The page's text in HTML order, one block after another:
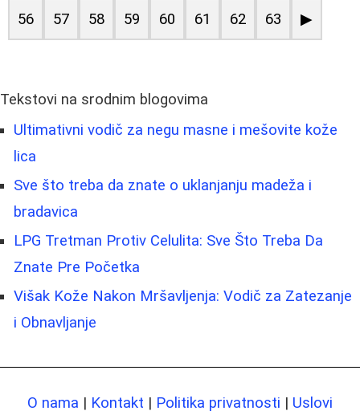
56 57 58 59 60 61 62 63 ▶
Tekstovi na srodnim blogovima
Ultimativni vodič za negu masne i mešovite kože
lica
Sve što treba da znate o uklanjanju madeža i
bradavica
LPG Tretman Protiv Celulita: Sve Što Treba Da
Znate Pre Početka
Višak Kože Nakon Mršavljenja: Vodič za Zatezanje
i Obnavljanje
O nama | Kontakt | Politika privatnosti | Uslovi